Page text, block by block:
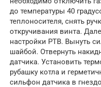
до температуры 40
теплоносителя, снять
откручивания винта.
настройки РТВ. Вынуть
шайбой. Отвернуть
датчика. Установить
рубашку котла и
сильфон датчика в